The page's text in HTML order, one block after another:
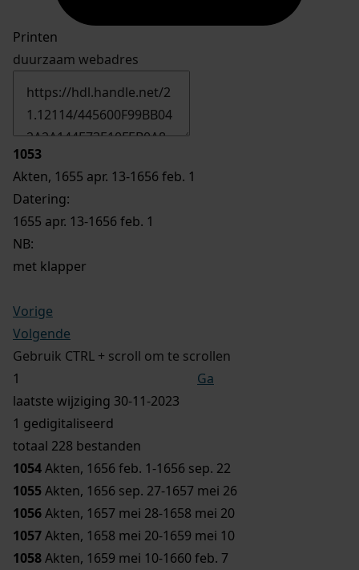
Printen
duurzaam webadres
1053
Akten, 1655 apr. 13-1656 feb. 1
Datering:
1655 apr. 13-1656 feb. 1
NB:
met klapper
Vorige
Volgende
Gebruik CTRL + scroll om te scrollen
Ga
laatste wijziging 30-11-2023
1 gedigitaliseerd
totaal 228 bestanden
1054Akten, 1656 feb. 1-1656 sep. 22
1055Akten, 1656 sep. 27-1657 mei 26
1056Akten, 1657 mei 28-1658 mei 20
1057Akten, 1658 mei 20-1659 mei 10
1058Akten, 1659 mei 10-1660 feb. 7